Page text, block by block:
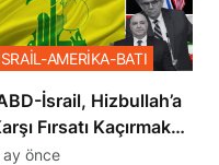
İsrail, Hizbullah’a
Fırsatı Kaçırmak
AMERİKA-BATI
ay önce